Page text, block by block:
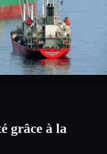
grâce à la